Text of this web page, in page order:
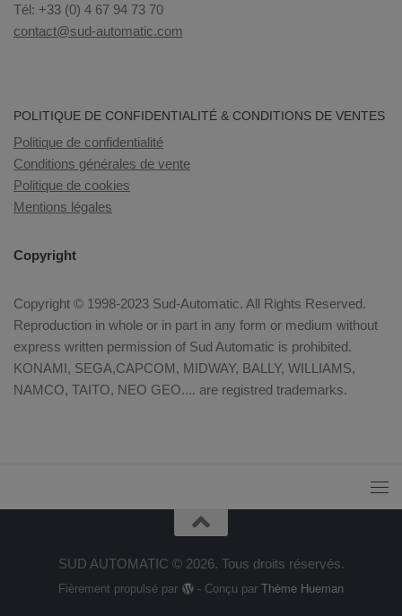
Tél: +33 (0) 4 67 94 73 70
contact@sud-automatic.com
POLITIQUE DE CONFIDENTIALITÉ & CONDITIONS DE VENTES
Politique de confidentialité
Conditions générales de vente
Politique de cookies
Mentions légales
Copyright
Copyright © 1998-2023 Sud-Automatic. All Rights Reserved.
Reproduction in whole or in part in any form or medium without
express written permission of Sud Automatic is prohibited.
KONAMI, SEGA,CAPCOM, MIDWAY, BALLY, WILLIAMS,
NAMCO, TAITO, NEO GEO.... are registred trademarks.
SUD AUTOMATIC © 2026. Tous droits réservés.
Fièrement propulsé par - Conçu par Thème Hueman